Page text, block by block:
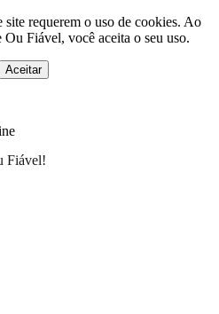
requerem o uso de cookies. Ao
Fiável, você aceita o seu uso.
Aceitar